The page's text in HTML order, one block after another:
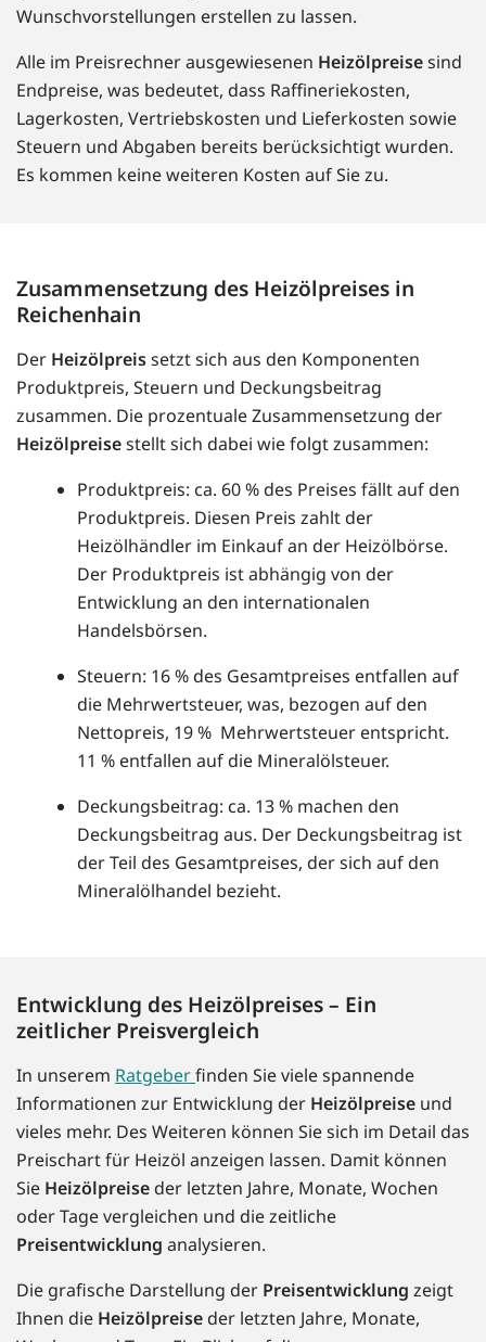
Wunschvorstellungen erstellen zu lassen.
Alle im Preisrechner ausgewiesenen Heizölpreisesind
Endpreise, was bedeutet, dass Raffineriekosten,
Lagerkosten, Vertriebskosten und Lieferkosten sowie
Steuern und Abgaben bereits berücksichtigt wurden.
Es kommen keine weiteren Kosten auf Sie zu.
Zusammensetzung des Heizölpreises in
Reichenhain
Der Heizölpreissetzt sich aus den Komponenten
Produktpreis, Steuern und Deckungsbeitrag
zusammen. Die prozentuale Zusammensetzung der
Heizölpreisestellt sich dabei wie folgt zusammen:
Produktpreis: ca. 60 % des Preises fällt auf den
Produktpreis. Diesen Preis zahlt der
Heizölhändler im Einkauf an der Heizölbörse.
Der Produktpreis ist abhängig von der
Entwicklung an den internationalen
Handelsbörsen.
Steuern: 16 % des Gesamtpreises entfallen auf
die Mehrwertsteuer, was, bezogen auf den
Nettopreis, 19 % Mehrwertsteuer entspricht.
11 % entfallen auf die Mineralölsteuer.
Deckungsbeitrag: ca. 13 % machen den
Deckungsbeitrag aus. Der Deckungsbeitrag ist
der Teil des Gesamtpreises, der sich auf den
Mineralölhandel bezieht.
Entwicklung des Heizölpreises – Ein
zeitlicher Preisvergleich
In unserem Ratgeberfinden Sie viele spannende
Informationen zur Entwicklung der Heizölpreise und
vieles mehr. Des Weiteren können Sie sich im Detail das
Preischart für Heizöl anzeigen lassen. Damit können
Sie Heizölpreise der letzten Jahre, Monate, Wochen
oder Tage vergleichen und die zeitliche
Preisentwicklung analysieren.
Die grafische Darstellung der Preisentwicklung zeigt
Ihnen die Heizölpreise der letzten Jahre, Monate,